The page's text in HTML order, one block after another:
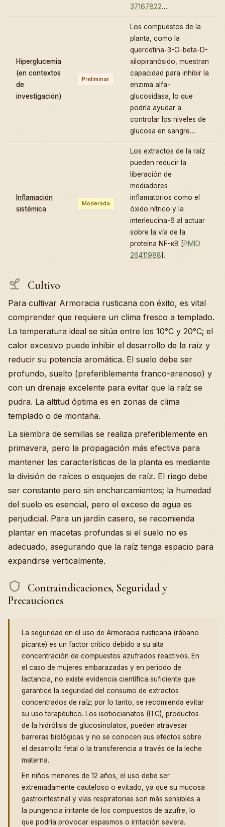
37167822…
Hiperglucemia
(en contextos
de
investigación)
Preliminar
Los compuestos de la
planta, como la
quercetina-3-O-beta-D-
xilopiranósido, muestran
capacidad para inhibir la
enzima alfa-
glucosidasa, lo que
podría ayudar a
controlar los niveles de
glucosa en sangre…
Inflamación
sistémica
Moderada
Los extractos de la raíz
pueden reducir la
liberación de
mediadores
inflamatorios como el
óxido nítrico y la
interleucina-6 al actuar
sobre la vía de la
proteína NF-κB [PMID
26411988].
Cultivo
Para cultivar Armoracia rusticana con éxito, es vital
comprender que requiere un clima fresco a templado.
La temperatura ideal se sitúa entre los 10°C y 20°C; el
calor excesivo puede inhibir el desarrollo de la raíz y
reducir su potencia aromática. El suelo debe ser
profundo, suelto (preferiblemente franco-arenoso) y
con un drenaje excelente para evitar que la raíz se
pudra. La altitud óptima es en zonas de clima
templado o de montaña.
La siembra de semillas se realiza preferiblemente en
primavera, pero la propagación más efectiva para
mantener las características de la planta es mediante
la división de raíces o esquejes de raíz. El riego debe
ser constante pero sin encharcamientos; la humedad
del suelo es esencial, pero el exceso de agua es
perjudicial. Para un jardín casero, se recomienda
plantar en macetas profundas si el suelo no es
adecuado, asegurando que la raíz tenga espacio para
expandirse verticalmente.
Contraindicaciones, Seguridad y
Precauciones
La seguridad en el uso de Armoracia rusticana (rábano
picante) es un factor crítico debido a su alta
concentración de compuestos azufrados reactivos. En
el caso de mujeres embarazadas y en periodo de
lactancia, no existe evidencia científica suficiente que
garantice la seguridad del consumo de extractos
concentrados de raíz; por lo tanto, se recomienda evitar
su uso terapéutico. Los isotiocianatos (ITC), productos
de la hidrólisis de glucosinolatos, pueden atravesar
barreras biológicas y no se conocen sus efectos sobre
el desarrollo fetal o la transferencia a través de la leche
materna.
En niños menores de 12 años, el uso debe ser
extremadamente cauteloso o evitado, ya que su mucosa
gastrointestinal y vías respiratorias son más sensibles a
la pungencia irritante de los compuestos de azufre, lo
que podría provocar espasmos o irritación severa.